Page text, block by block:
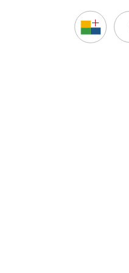
Konfigurator